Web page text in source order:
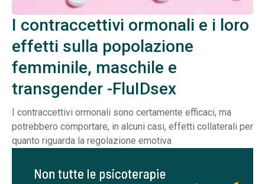
I contraccettivi ormonali e i loro
effetti sulla popolazione
femminile, maschile e
transgender -FluIDsex
I contraccettivi ormonali sono certamente efficaci, ma
potrebbero comportare, in alcuni casi, effetti collaterali per
quanto riguarda la regolazione emotiva